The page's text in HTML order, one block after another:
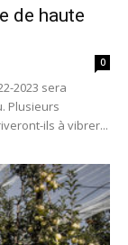
de haute
0
2023 sera
Plusieurs
ils à vibrer...